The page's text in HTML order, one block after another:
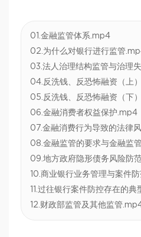
01.金融监管体系.mp4
02.为什么对银行进行监管
03.法人治理结构监管与治理
04.反洗钱、反恐怖融资（上
05.反洗钱、反恐怖融资（下
06.金融消费者权益保护.mp4
07.金融消费行为导致的法律
08.金融监管的要求与金融监
09.地方政府隐形债务风险防
10.商业银行业务管理与案件
11.过往银行案件防控存在的
12.财政部监管及其他监管